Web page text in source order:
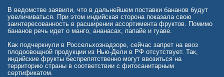
В ведомстве заявили, что в дальнейшем поставки бананов будут
увеличиваться. При этом индийская сторона показала свою
заинтересованность в расширении ассортимента фруктов. Помимо
бананов речь идет о манго, ананасах, папайе и гуаве.
Как подчеркнули в Россельхознадзоре, сейчас запрет на ввоз
плодоовощной продукции из Нью-Дели в РФ отсутствует. Так,
индийские фрукты беспрепятственно могут ввозиться на
территорию страны в соответствии с фитосанитарным
сертификатом.